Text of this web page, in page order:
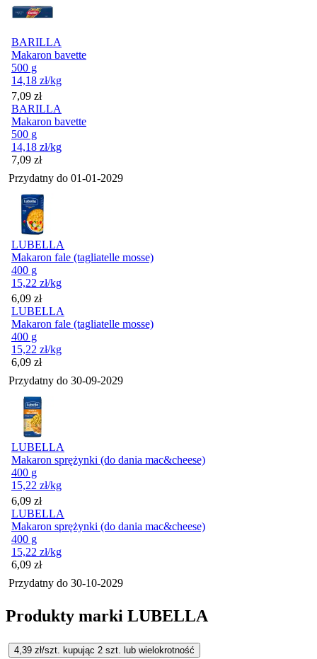
BARILLA
Makaron bavette
500 g
14,18 zł/kg
Cena
7,09 zł
BARILLA
Makaron bavette
500 g
14,18 zł/kg
Cena
7,09 zł
Przydatny do 01-01-2029
LUBELLA
Makaron fale (tagliatelle mosse)
400 g
15,22 zł/kg
Cena
6,09 zł
LUBELLA
Makaron fale (tagliatelle mosse)
400 g
15,22 zł/kg
Cena
6,09 zł
Przydatny do 30-09-2029
LUBELLA
Makaron sprężynki (do dania mac&cheese)
400 g
15,22 zł/kg
Cena
6,09 zł
LUBELLA
Makaron sprężynki (do dania mac&cheese)
400 g
15,22 zł/kg
Cena
6,09 zł
Przydatny do 30-10-2029
Produkty marki LUBELLA
4,39 zł/szt. kupując 2 szt. lub wielokrotność